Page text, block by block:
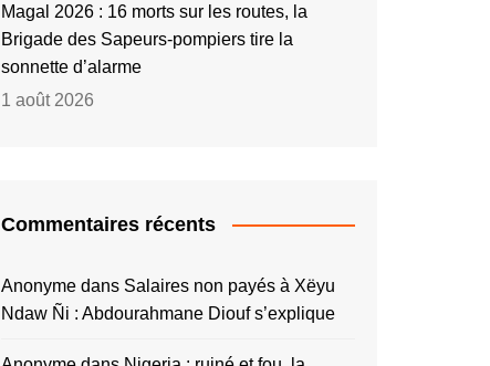
Magal 2026 : 16 morts sur les routes, la
Brigade des Sapeurs-pompiers tire la
sonnette d’alarme
1 août 2026
Commentaires récents
Anonyme dans Salaires non payés à Xëyu
Ndaw Ñi : Abdourahmane Diouf s’explique